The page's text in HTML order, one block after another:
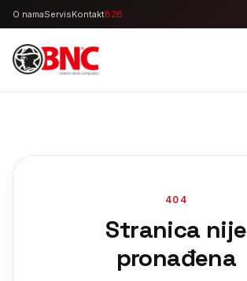
O namaServisKontaktB2B
404
Stranica nije
pronađena